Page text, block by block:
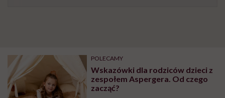
POLECAMY
Wskazówki dla rodziców dzieci z
zespołem Aspergera. Od czego
zacząć?